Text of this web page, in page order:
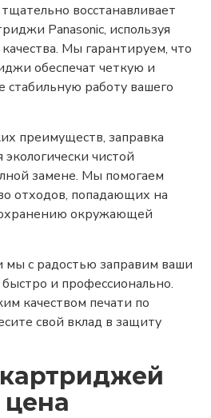
восстанавливает
Panasonic, используя
Мы гарантируем, что
обеспечат четкую и
стабильную работу вашего
преимуществ, заправка
чистой
замене. Мы помогаем
отходов, попадающих на
окружающей
мы с радостью заправим ваши
и профессионально.
качеством печати по
свой вклад в защиту
цена